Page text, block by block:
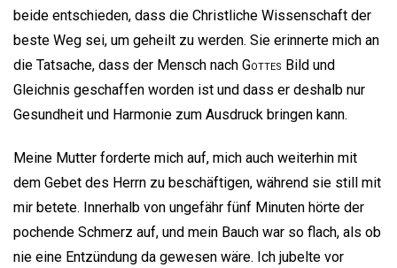
beide entschieden, dass die Christliche Wissenschaft der
beste Weg sei, um geheilt zu werden. Sie erinnerte mich an
die Tatsache, dass der Mensch nach Gottes Bild und
Gleichnis geschaffen worden ist und dass er deshalb nur
Gesundheit und Harmonie zum Ausdruck bringen kann.
Meine Mutter forderte mich auf, mich auch weiterhin mit
dem Gebet des Herrn zu beschäftigen, während sie still mit
mir betete. Innerhalb von ungefähr fünf Minuten hörte der
pochende Schmerz auf, und mein Bauch war so flach, als ob
nie eine Entzündung da gewesen wäre. Ich jubelte vor